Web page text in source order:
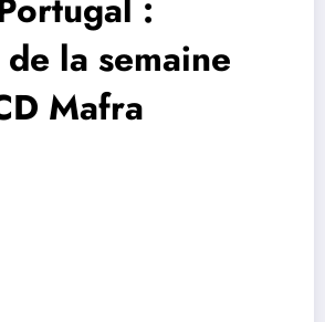
de la semaine
Mafra